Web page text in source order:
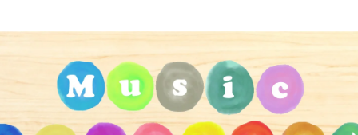
トピックス
お知らせ
イベント・グッズ
YouTube
会社情報